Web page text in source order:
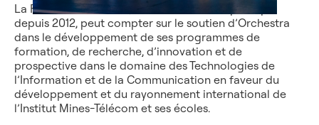
La Fondation Télécom, reconnue d’utilité publique
depuis 2012, peut compter sur le soutien d’Orchestra
dans le développement de ses programmes de
formation, de recherche, d’innovation et de
prospective dans le domaine des Technologies de
l’Information et de la Communication en faveur du
développement et du rayonnement international de
l’Institut Mines-Télécom et ses écoles.